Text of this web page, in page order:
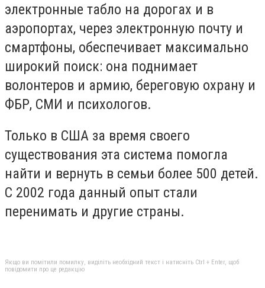
электронные табло на дорогах и в
аэропортах, через электронную почту и
смартфоны, обеспечивает максимально
широкий поиск: она поднимает
волонтеров и армию, береговую охрану и
ФБР, СМИ и психологов.
Только в США за время своего
существования эта система помогла
найти и вернуть в семьи более 500 детей.
С 2002 года данный опыт стали
перенимать и другие страны.
Якщо ви помітили помилку, виділіть необхідний текст і натисніть Ctrl + Enter, щоб
повідомити про це редакцію